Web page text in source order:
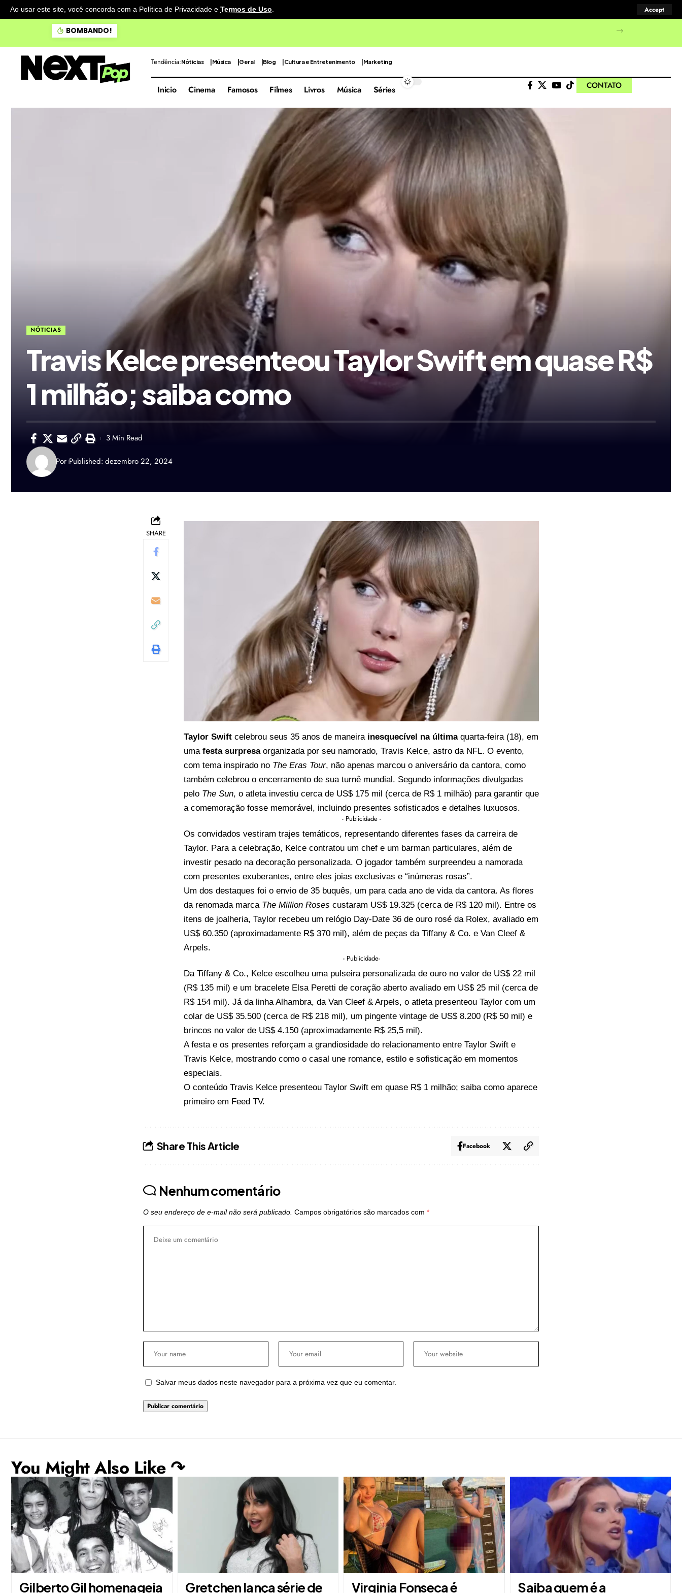
Ao usar este site, você concorda com a Política de Privacidade e Termos de Uso. Accept
BOMBANDO!
Tendência:Nóticias Música Geral Blog Cultura e Entretenimento Marketing
Inicio Cinema Famosos Filmes Livros Música Séries CONTATO
NÓTICIAS
Travis Kelce presenteou Taylor Swift em quase R$
1 milhão; saiba como
Por Published: dezembro 22, 2024
3 Min Read
SHARE
Taylor Swift celebrou seus 35 anos de maneira inesquecível na últimaquarta-feira (18), em
uma festa surpresa organizada por seu namorado, Travis Kelce, astro da NFL. O evento,
com tema inspirado no The Eras Tour, não apenas marcou o aniversário da cantora, como
também celebrou o encerramento de sua turnê mundial. Segundo informações divulgadas
pelo The Sun, o atleta investiu cerca de US$ 175 mil (cerca de R$ 1 milhão) para garantir que
a comemoração fosse memorável, incluindo presentes sofisticados e detalhes luxuosos.
- Publicidade -
Os convidados vestiram trajes temáticos, representando diferentes fases da carreira de
Taylor. Para a celebração, Kelce contratou um chef e um barman particulares, além de
investir pesado na decoração personalizada. O jogador também surpreendeu a namorada
com presentes exuberantes, entre eles joias exclusivas e “inúmeras rosas”.
Um dos destaques foi o envio de 35 buquês, um para cada ano de vida da cantora. As flores
da renomada marca The Million Roses custaram US$ 19.325 (cerca de R$ 120 mil). Entre os
itens de joalheria, Taylor recebeu um relógio Day-Date 36 de ouro rosé da Rolex, avaliado em
US$ 60.350 (aproximadamente R$ 370 mil), além de peças da Tiffany & Co. e Van Cleef &
Arpels.
- Publicidade-
Da Tiffany & Co., Kelce escolheu uma pulseira personalizada de ouro no valor de US$ 22 mil
(R$ 135 mil) e um bracelete Elsa Peretti de coração aberto avaliado em US$ 25 mil (cerca de
R$ 154 mil). Já da linha Alhambra, da Van Cleef & Arpels, o atleta presenteou Taylor com um
colar de US$ 35.500 (cerca de R$ 218 mil), um pingente vintage de US$ 8.200 (R$ 50 mil) e
brincos no valor de US$ 4.150 (aproximadamente R$ 25,5 mil).
A festa e os presentes reforçam a grandiosidade do relacionamento entre Taylor Swift e
Travis Kelce, mostrando como o casal une romance, estilo e sofisticação em momentos
especiais.
O conteúdo Travis Kelce presenteou Taylor Swift em quase R$ 1 milhão; saiba como aparece
primeiro em Feed TV.
Share This Article Facebook
Nenhum comentário
O seu endereço de e-mail não será publicado. Campos obrigatórios são marcados com *
Salvar meus dados neste navegador para a próxima vez que eu comentar.
You Might Also Like ↷
Gilberto Gil homenageia Gretchen lança série de Virginia Fonseca é Saiba quem é a